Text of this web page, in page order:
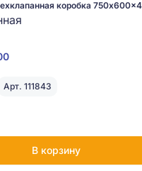
коробка
Арт. 111843
В корзину